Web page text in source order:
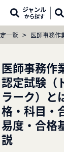
ジャンル
から探す
一覧 > 医師事務作
医師事務作
認定試験（
ラーク）と
格・科目・
易度・合格
説